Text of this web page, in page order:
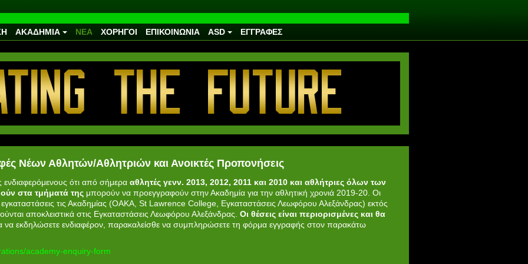
ΑΚΑΔΗΜΙΑ ΝΕΑ ΧΟΡΗΓΟΙ ΕΠΙΚΟΙΝΩΝΙΑ ASD ΕΓΓΡΑΦΕΣ
Νέων Αθλητών/Αθλητριών και Ανοικτές Προπονήσεις
ότι από σήμερα αθλητές γενν. 2013, 2012, 2011 και 2010 και αθλήτριες όλων των
στα τμήματά της μπορούν να προεγγραφούν στην Ακαδημία για την αθλητική χρονιά 2019-20. Οι
εγκαταστάσεις τις Ακαδημίας (ΟΑΚΑ, St Lawrence College, Εγκαταστάσεις Λεωφόρου Αλεξάνδρας) εκτός
αποκλειστικά στις Εγκαταστάσεις Λεωφόρου Αλεξάνδρας. Οι θέσεις είναι περιορισμένες και θα
να εκδηλώσετε ενδιαφέρον, παρακαλείσθε να συμπληρώσετε τη φόρμα εγγραφής στον παρακάτω
academy-enquiry-form